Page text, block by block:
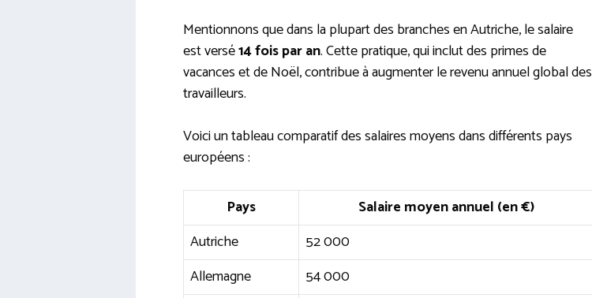
Mentionnons que dans la plupart des branches en Autriche, le salaire
est versé14 fois par an. Cette pratique, qui inclut des primes de
vacances et de Noël, contribue à augmenter le revenu annuel global des
travailleurs.
Voici un tableau comparatif des salaires moyens dans différents pays
européens :
Pays
Salaire moyen annuel (en €)
Autriche
52 000
Allemagne
54 000